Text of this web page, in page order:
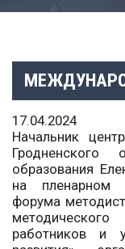
17.04.2024
Начальник
Гродненского
образования
на пленарном
форума
методического
работников и